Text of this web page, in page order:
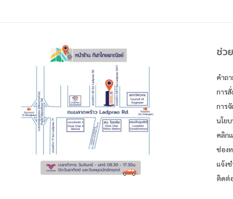
ช่ว
คำถ
การสั่
การ
นโยบ
คลิก
ช่องท
แจ้งช
ติดต่อ